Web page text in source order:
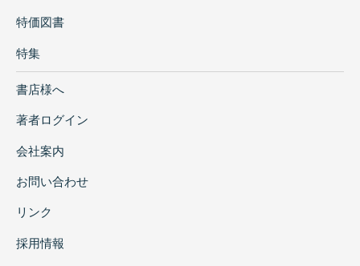
特価図書
特集
書店様へ
著者ログイン
会社案内
お問い合わせ
リンク
採用情報